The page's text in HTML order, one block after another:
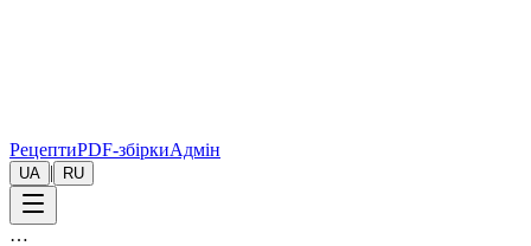
РецептиPDF-збіркиАдмін
UA | RU
…